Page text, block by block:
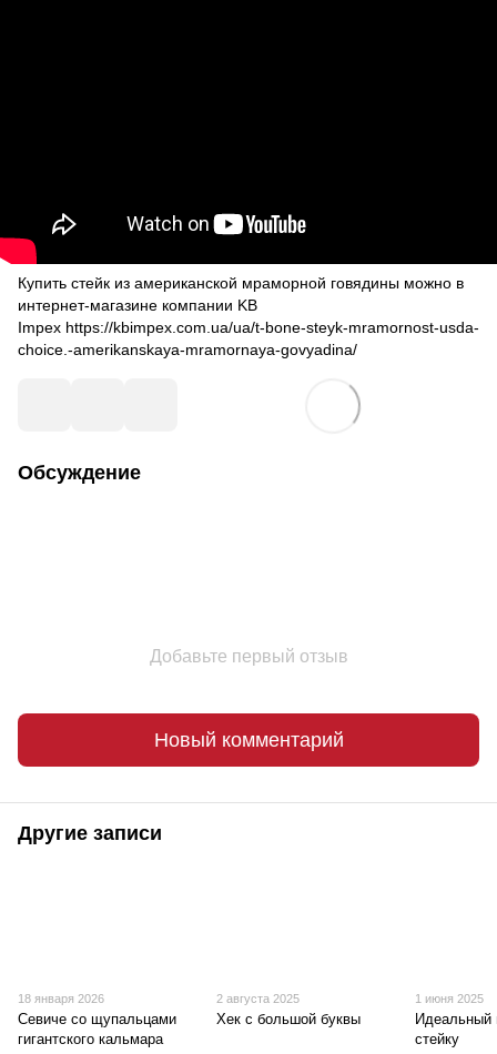
Купить стейк из американской мраморной говядины можно в
интернет-магазине компании KB
Impex https://kbimpex.com.ua/ua/t-bone-steyk-mramornost-usda-
choice.-amerikanskaya-mramornaya-govyadina/
Обсуждение
Добавьте первый отзыв
Новый комментарий
Другие записи
18 января 2026
Севиче со щупальцами
гигантского кальмара
2 августа 2025
Хек с большой буквы
1 июня 2025
Идеальный
стейку